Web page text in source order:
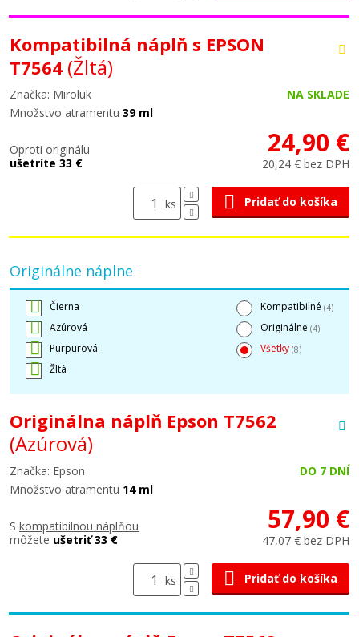
Kompatibilná náplň s EPSON
T7564 (Žltá)
Značka: Miroluk
NA SKLADE
Množstvo atramentu 39 ml
Oproti originálu
ušetríte 33 €
24,90 €
20,24 € bez DPH
ks Pridať do košíka
Originálne náplne
Čierna
Azúrová
Purpurová
Žltá
Kompatibilné (4)
Originálne (4)
Všetky (8)
Originálna náplň Epson T7562
(Azúrová)
Značka: Epson
DO 7 DNÍ
Množstvo atramentu 14 ml
S kompatibilnou náplňou
môžete ušetriť 33 €
57,90 €
47,07 € bez DPH
ks Pridať do košíka